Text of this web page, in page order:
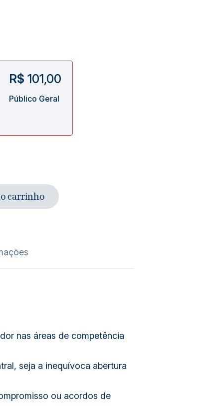
R$ 101,00
Público Geral
carrinho
nas áreas de competência
seja a inequívoca abertura
ou acordos de